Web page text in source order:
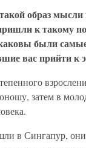
образ мысли
к такому
были
вас прийти к
затем в
в Сингапур, они